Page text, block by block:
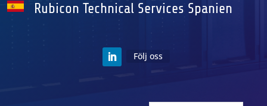
Rubicon Technical Services Spanien
Följ oss